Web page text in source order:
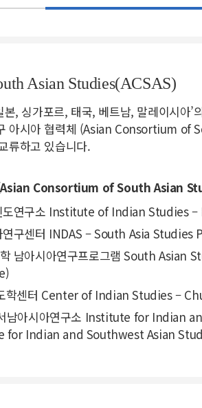
Asian Studies(ACSAS)
본, 싱가포르, 태국, 베트남, 말레이시아
아시아 협력체 (Asian Consortium of
류하고 있습니다.
(Asian Consortium of South Asian
도연구소 Institute of Indian
연구센터 INDAS – South Asia
학 남아시아연구프로그램 South
학센터 Center of Indian Studies –
남아시아연구소 Institute for
Indian and Southwest Asian